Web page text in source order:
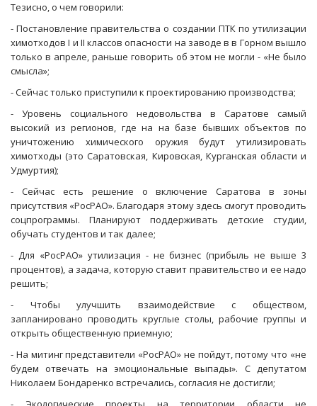
Тезисно, о чем говорили:
- Постановление правительства о создании ПТК по утилизации
химотходов I и II классов опасности на заводе в в Горном вышло
только в апреле, раньше говорить об этом не могли - «Не было
смысла»;
- Сейчас только приступили к проектированию производства;
- Уровень социального недовольства в Саратове самый
высокий из регионов, где на на базе бывших объектов по
уничтожению химического оружия будут утилизировать
химотходы (это Саратовская, Кировская, Курганская области и
Удмуртия);
- Сейчас есть решение о включение Саратова в зоны
присутствия «РосРАО». Благодаря этому здесь смогут проводить
соцпрограммы. Планируют поддерживать детские студии,
обучать студентов и так далее;
- Для «РосРАО» утилизация - не бизнес (прибыль не выше 3
процентов), а задача, которую ставит правительство и ее надо
решить;
- Чтобы улучшить взаимодействие с обществом,
запланировано проводить круглые столы, рабочие группы и
открыть общественную приемную;
- На митинг представители «РосРАО» не пойдут, потому что «не
будем отвечать на эмоциональные выпады». С депутатом
Николаем Бондаренко встречались, согласия не достигли;